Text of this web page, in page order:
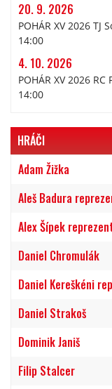
20. 9. 2026
POHÁR XV 2026 TJ
14:00
4. 10. 2026
POHÁR XV 2026
14:00
HRÁČI
Adam Žižka
Aleš Badura
Alex Šípek
Daniel Chromulák
Daniel Kereškéni
Daniel Strakoš
Dominik Janiš
Filip Stalcer